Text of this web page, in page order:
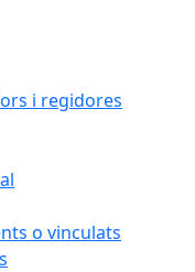
i regidores
o vinculats